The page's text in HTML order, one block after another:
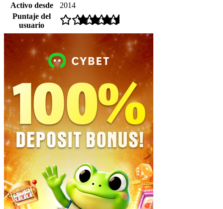
Activo desde
2014
Puntaje del
usuario